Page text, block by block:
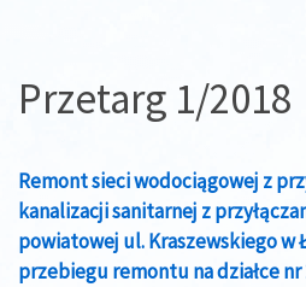
Przetarg 1/2018
Remont sieci wodociągowej z
kanalizacji sanitarnej z
powiatowej ul. Kraszewskiego w
przebiegu remontu na działce nr